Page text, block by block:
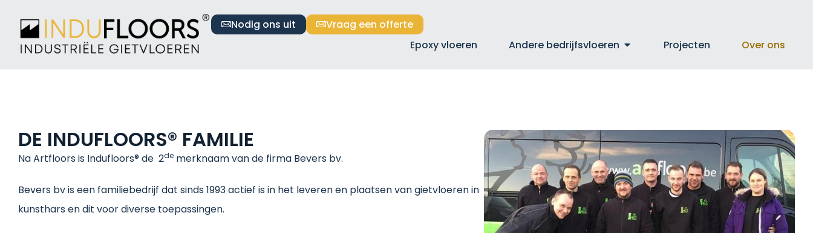
Nodig ons uit
Vraag een offerte
Epoxy vloeren
Andere bedrijfsvloeren Projecten Over ons
DE INDUFLOORS® FAMILIE
Na Artfloors is Indufloors® de 2de merknaam van de firma Bevers bv.
Bevers bv is een familiebedrijf dat sinds 1993 actief is in het leveren en plaatsen van gietvloeren in
kunsthars en dit voor diverse toepassingen.